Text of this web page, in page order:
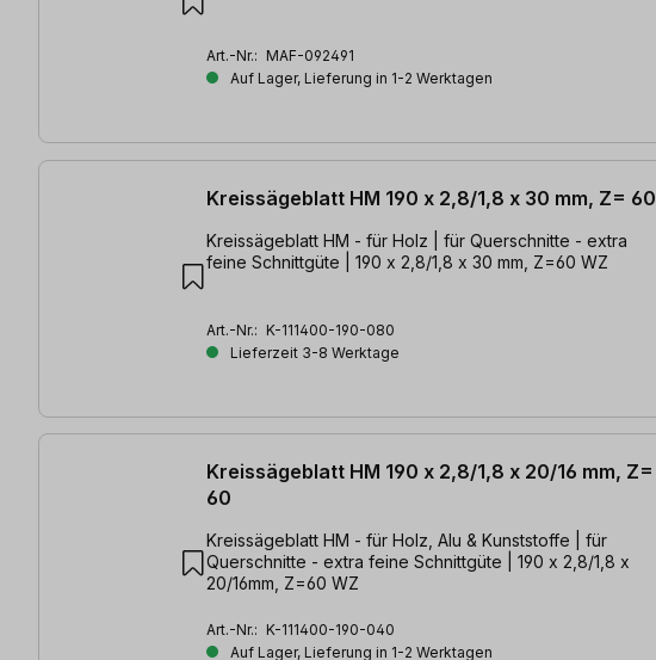
Art.-Nr.: MAF-092491
Auf Lager, Lieferung in 1-2 Werktagen
Kreissägeblatt HM 190 x 2,8/1,8 x 30 mm, Z= 60
Kreissägeblatt HM - für Holz | für Querschnitte - extra
feine Schnittgüte | 190 x 2,8/1,8 x 30 mm, Z=60 WZ
Art.-Nr.: K-111400-190-080
Lieferzeit 3-8 Werktage
Kreissägeblatt HM 190 x 2,8/1,8 x 20/16 mm, Z=
60
Kreissägeblatt HM - für Holz, Alu & Kunststoffe | für
Querschnitte - extra feine Schnittgüte | 190 x 2,8/1,8 x
20/16mm, Z=60 WZ
Art.-Nr.: K-111400-190-040
Auf Lager, Lieferung in 1-2 Werktagen